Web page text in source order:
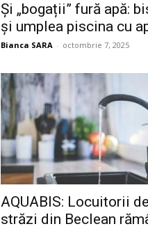
Și „bogații” fură apă:
și umplea piscina cu
Bianca SARA - octombrie 7, 2025
AQUABIS: Locuitorii
străzi din Beclean